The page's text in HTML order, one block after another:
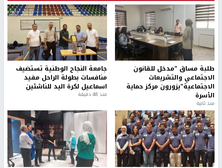
طلبة مساق "مدخل للقانون
الاجتماعي والتشريعات
الاجتماعية"يزورون مركز حماية
الأسرة
منذ ثانية
جامعة النجاح الوطنية تستضيف
منافسات بطولة الراحل مفيد
اسماعيل لكرة اليد للناشئين
منذ 48 دقيقة